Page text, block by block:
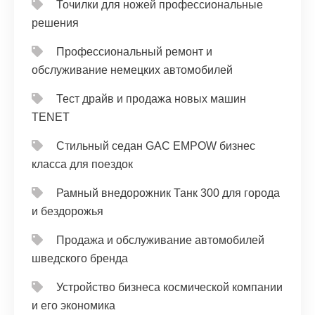
Точилки для ножей профессиональные
решения
Профессиональный ремонт и
обслуживание немецких автомобилей
Тест драйв и продажа новых машин
TENET
Стильный седан GAC EMPOW бизнес
класса для поездок
Рамный внедорожник Танк 300 для города
и бездорожья
Продажа и обслуживание автомобилей
шведского бренда
Устройство бизнеса космической компании
и его экономика